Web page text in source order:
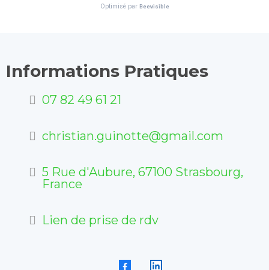
Informations Pratiques
07 82 49 61 21
christian.guinotte@gmail.com
5 Rue d'Aubure, 67100 Strasbourg,
France
Lien de prise de rdv